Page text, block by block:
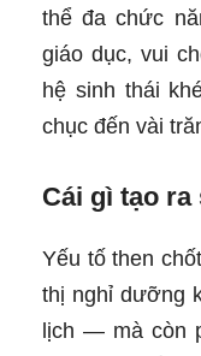
thể đa chức
giáo dục, vui
hệ sinh thái
chục đến vài
Cái gì tạo
Yếu tố then
thị nghỉ dưỡng
lịch — mà còn